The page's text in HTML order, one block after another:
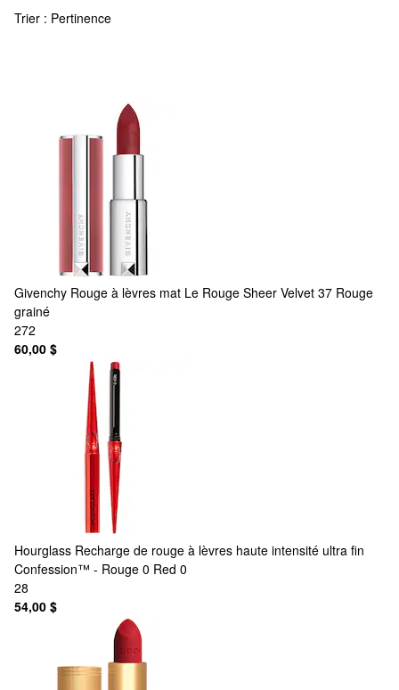
Trier : Pertinence
Givenchy Rouge à lèvres mat Le Rouge Sheer Velvet 37 Rouge
grainé
272
60,00 $
Hourglass Recharge de rouge à lèvres haute intensité ultra fin
Confession™ - Rouge 0 Red 0
28
54,00 $